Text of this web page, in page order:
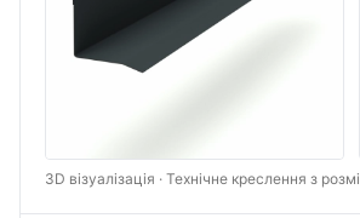
3D візуалізація · Технічне креслення з